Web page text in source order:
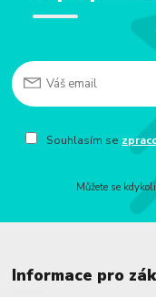
Souhlasím se
Můžete se
Informace pro